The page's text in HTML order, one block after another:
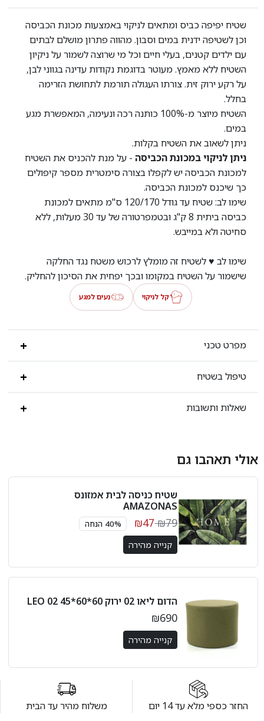
שטיח יפיפה כביס ומתאים לניקוי באמצעות מכונת הכביסה
וכן לשטיפה ידנית במים וסבון. מהווה פתרון מושלם לבתים
עם ילדים קטנים, בעלי חיים וכל מי שרוצה לשמור על ניקיון
השטיח ללא מאמץ. מעוטר בדוגמת נקודות עדינה בגווני לבן,
על רקע ירוק זית. צורתו העגולה תורמת לתחושת הזרימה
בחלל.
השטיח מיוצר מ-100% כותנה רכה ונעימה, המאפשרת מגע
במים.
ניתן לשאוב את השטיח בקלות.
ניתן לניקוי במכונת הכביסה - על מנת להכניס את השטיח
למכונת הכביסה יש לקפלו בצורה סימטרית מספר קיפולים
כך שיכנס למכונת הכביסה.
שימו לב: שטיח עד גודל 120/170 ס"מ מתאים למכונת
כביסה ביתית 8 ק"ג ובטמפרטורה של עד 30 מעלות, ללא
סחיטה ולא במייבש.
שימו לב ♥ לשטיח זה מומלץ לרכוש משטח נגד החלקה
שישמור על השטיח במקומו ובכך יפחית את הסיכון להחליק.
קל לניקוי נעים למגע
מפרט טכני
טיפול בשטיח
שאלות ותשובות
אולי תאהבו גם
שטיח כניסה לבית אמזונס
AMAZONAS
₪79
₪47 40% הנחה
קנייה מהירה
הדום ליאו 02 ירוק 60*60*45 LEO 02
₪690
קנייה מהירה
החזר כספי מלא עד 14 יום משלוח מהיר עד הבית